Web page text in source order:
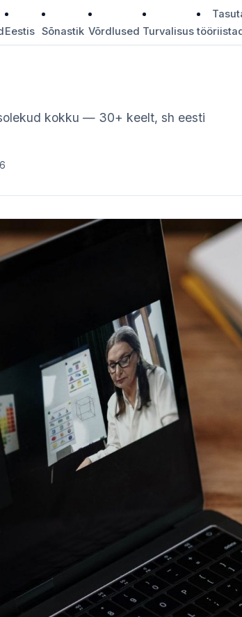
Eestis Sõnastik Võrdlused Turvalisus
kokku — 30+ keelt, sh eesti